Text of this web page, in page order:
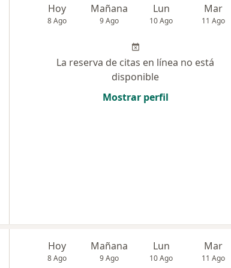
Hoy
8 Ago
Mañana
9 Ago
Lun
10 Ago
Mar
11 Ago
La reserva de citas en línea no está
disponible
Mostrar perfil
Hoy
8 Ago
Mañana
9 Ago
Lun
10 Ago
Mar
11 Ago